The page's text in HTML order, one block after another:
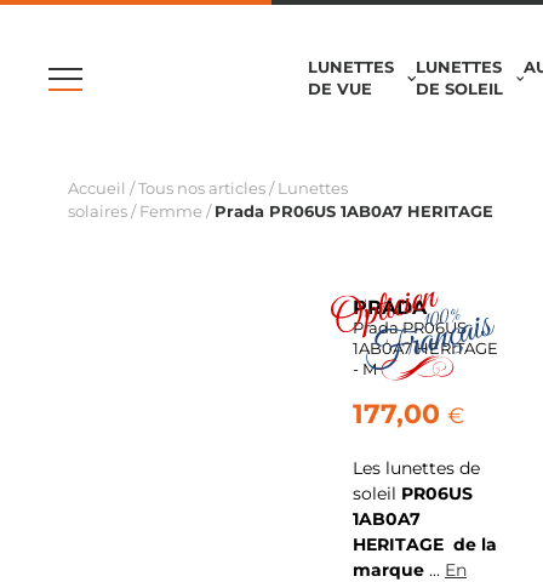
LUNETTES
DE VUE
LUNETTES
DE SOLEIL
Accueil /Tous nos articles / Lunettes
solaires / Femme / Prada PR06US 1AB0A7 HERITAGE
PRADA
Prada PR06US
1AB0A7 HERITAGE
- M
177,00 €
Les lunettes de
soleil PR06US
1AB0A7
HERITAGE de la
marque … En